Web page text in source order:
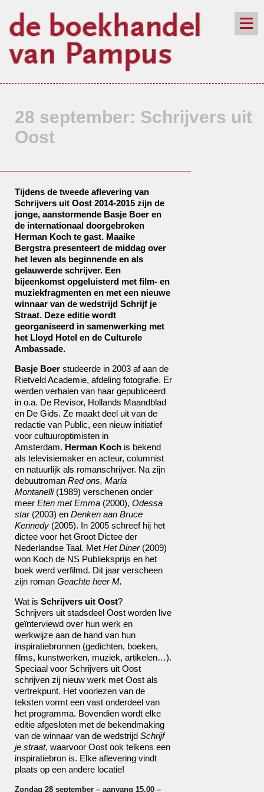
nieuwsbrief
28 september: Schrijvers uit
Oost
Tijdens de tweede aflevering van
Schrijvers uit Oost 2014-2015 zijn de
jonge, aanstormende Basje Boer en
de internationaal doorgebroken
Herman Koch te gast. Maaike
Bergstra presenteert de middag over
het leven als beginnende en als
gelauwerde schrijver. Een
bijeenkomst opgeluisterd met film- en
muziekfragmenten en met een nieuwe
winnaar van de wedstrijd Schrijf je
Straat. Deze editie wordt
georganiseerd in samenwerking met
het Lloyd Hotel en de Culturele
Ambassade.
Basje Boer studeerde in 2003 af aan de
Rietveld Academie, afdeling fotografie. Er
werden verhalen van haar gepubliceerd
in o.a. De Revisor, Hollands Maandblad
en De Gids. Ze maakt deel uit van de
redactie van Public, een nieuw initiatief
voor cultuuroptimisten in
Amsterdam. Herman Koch is bekend
als televisiemaker en acteur, columnist
en natuurlijk als romanschrijver. Na zijn
debuutroman Red ons, Maria
Montanelli (1989) verschenen onder
meer Eten met Emma (2000), Odessa
star (2003) en Denken aan Bruce
Kennedy (2005). In 2005 schreef hij het
dictee voor het Groot Dictee der
Nederlandse Taal. Met Het Diner (2009)
won Koch de NS Publieksprijs en het
boek werd verfilmd. Dit jaar verscheen
zijn roman Geachte heer M.
Wat is Schrijvers uit Oost?
Schrijvers uit stadsdeel Oost worden live
geïnterviewd over hun werk en
werkwijze aan de hand van hun
inspiratiebronnen (gedichten, boeken,
films, kunstwerken, muziek, artikelen…).
Speciaal voor Schrijvers uit Oost
schrijven zij nieuw werk met Oost als
vertrekpunt. Het voorlezen van de
teksten vormt een vast onderdeel van
het programma. Bovendien wordt elke
editie afgesloten met de bekendmaking
van de winnaar van de wedstrijd Schrijf
je straat, waarvoor Oost ook telkens een
inspiratiebron is. Elke aflevering vindt
plaats op een andere locatie!
Zondag 28 september – aanvang 15.00 –